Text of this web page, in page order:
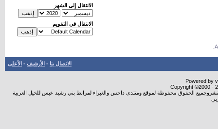
الانتقال إلى الشهر
الانتقال في التقويم
الاتصال بنا - الأرشيف - الأعلى
Powered by
Copyright ©2000 -
الحقوق محفوظة لموقع ومنتدى داحس والغبراء لمرابط بني رشيد عبس للخيل العربية